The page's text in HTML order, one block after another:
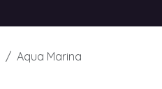
Aqua Marina